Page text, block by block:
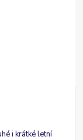
i krátké letní